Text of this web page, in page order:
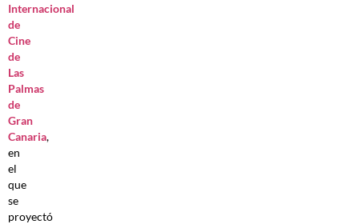
Internacional
de
Cine
de
Las
Palmas
de
Gran
Canaria,
en
el
que
se
proyectó